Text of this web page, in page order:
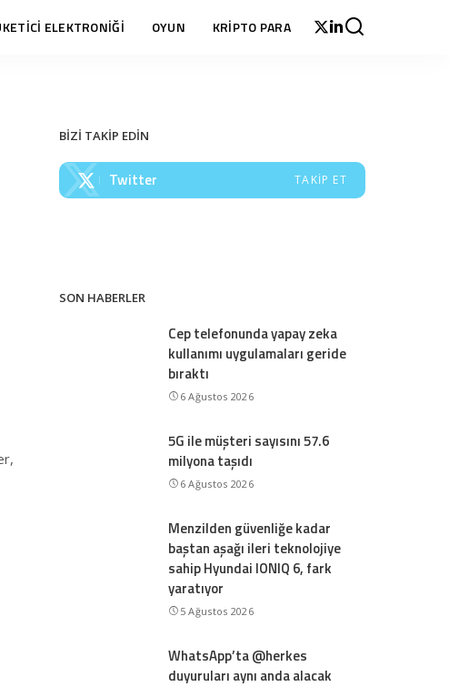
ELEKTRONİĞİ OYUN KRİPTO PARA
BİZİ TAKİP EDİN
Twitter TAKIP ET
SON HABERLER
Cep telefonunda yapay zeka
kullanımı uygulamaları geride
bıraktı
6 Ağustos 2026
5G ile müşteri sayısını 57.6
milyona taşıdı
6 Ağustos 2026
Menzilden güvenliğe kadar
baştan aşağı ileri teknolojiye
sahip Hyundai IONIQ 6, fark
yaratıyor
5 Ağustos 2026
WhatsApp’ta @herkes
duyuruları aynı anda alacak